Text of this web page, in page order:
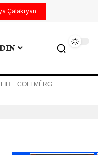
Çalakiyan
COLEMÊRG